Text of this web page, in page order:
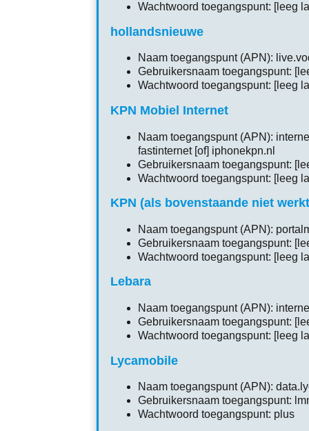
Wachtwoord toegangspunt: [leeg
hollandsnieuwe
Naam toegangspunt (APN):
Gebruikersnaam toegangspunt:
Wachtwoord toegangspunt: [leeg
KPN Mobiel Internet
Naam toegangspunt (APN):
fastinternet [of] iphonekpn.nl
Gebruikersnaam toegangspunt:
Wachtwoord toegangspunt: [leeg
KPN (als bovenstaande niet
Naam toegangspunt (APN):
Gebruikersnaam toegangspunt:
Wachtwoord toegangspunt: [leeg
Lebara
Naam toegangspunt (APN):
Gebruikersnaam toegangspunt:
Wachtwoord toegangspunt: [leeg
Lycamobile
Naam toegangspunt (APN):
Gebruikersnaam toegangspunt:
Wachtwoord toegangspunt: plus